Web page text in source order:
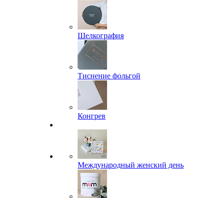
Шелкография
Тиснение фольгой
Конгрев
Международный женский день